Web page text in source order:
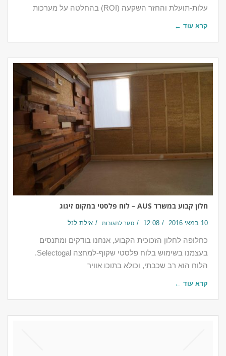
עלות-תועלת והחזר השקעה (ROI) בהחלטה על מערכות
קרא עוד ←
חלון קבוע במשרד AUS – לוח פלסטי במקום זיגוג
10 במאי 2016 12:08 סגור לתגובות אילת לנל
כחלופה לחלון הזכוכית הקבוע, אנחנו בודקים ומתנסים
בעצמנו בשימוש בלוח פלסטי שקוף-למחצה Selectogal.
הלוח הוא רב שכבתי, וכולא בתוכו אוויר
קרא עוד ←